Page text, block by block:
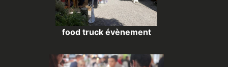
food truck évènement